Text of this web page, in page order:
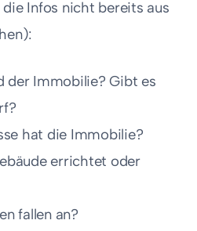
Infos nicht bereits aus
der Immobilie? Gibt es
hat die Immobilie?
errichtet oder
fallen an?